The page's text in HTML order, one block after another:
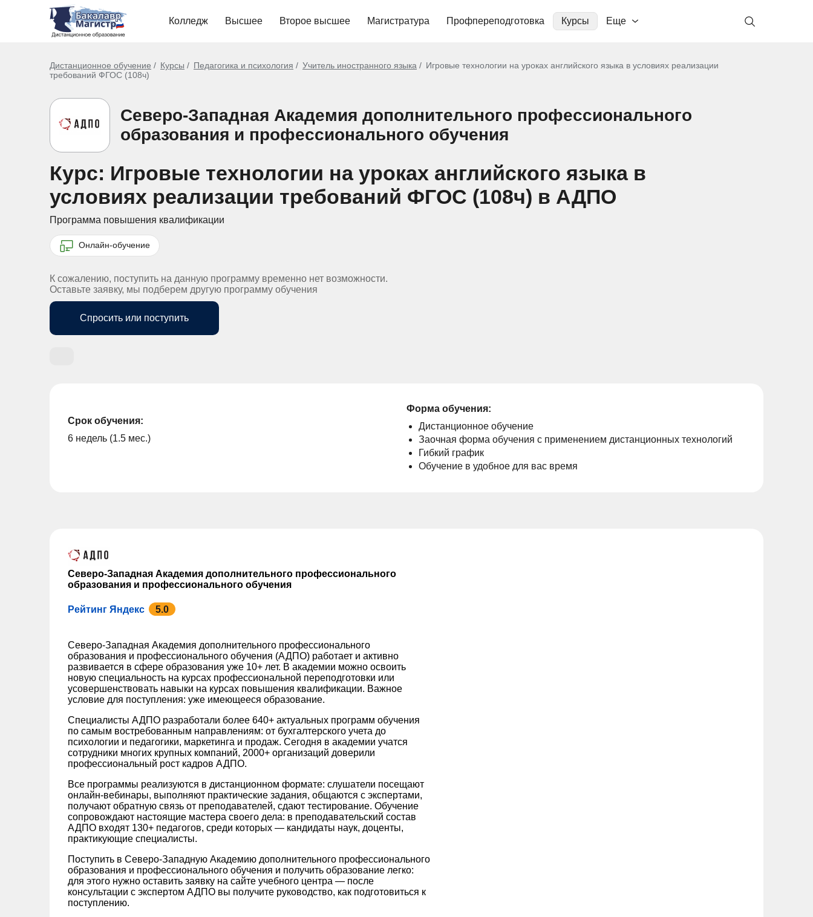
Колледж Высшее Второе высшее Магистратура Профпереподготовка Курсы Еще
Дистанционное обучение Курсы Педагогика и психология Учитель иностранного языка
Игровые технологии на уроках английского языка в условиях реализации
требований ФГОС (108ч)
Северо-Западная Академия дополнительного профессионального
образования и профессионального обучения
Курс: Игровые технологии на уроках английского языка в
условиях реализации требований ФГОС (108ч) в АДПО
Программа повышения квалификации
Онлайн-обучение
К сожалению, поступить на данную программу временно нет возможности.
Оставьте заявку, мы подберем другую программу обучения
Спросить или поступить
Срок обучения:
6 недель (1.5 мес.)
Форма обучения:
Дистанционное обучение
Заочная форма обучения с применением дистанционных технологий
Гибкий график
Обучение в удобное для вас время
Северо-Западная Академия дополнительного профессионального
образования и профессионального обучения
Рейтинг Яндекс 5.0
Северо-Западная Академия дополнительного профессионального
образования и профессионального обучения (АДПО) работает и активно
развивается в сфере образования уже 10+ лет. В академии можно освоить
новую специальность на курсах профессиональной переподготовки или
усовершенствовать навыки на курсах повышения квалификации. Важное
условие для поступления: уже имеющееся образование.
Специалисты АДПО разработали более 640+ актуальных программ обучения
по самым востребованным направлениям: от бухгалтерского учета до
психологии и педагогики, маркетинга и продаж. Сегодня в академии учатся
сотрудники многих крупных компаний, 2000+ организаций доверили
профессиональный рост кадров АДПО.
Все программы реализуются в дистанционном формате: слушатели посещают
онлайн-вебинары, выполняют практические задания, общаются с экспертами,
получают обратную связь от преподавателей, сдают тестирование. Обучение
сопровождают настоящие мастера своего дела: в преподавательский состав
АДПО входят 130+ педагогов, среди которых — кандидаты наук, доценты,
практикующие специалисты.
Поступить в Северо-Западную Академию дополнительного профессионального
образования и профессионального обучения и получить образование легко:
для этого нужно оставить заявку на сайте учебного центра — после
консультации с экспертом АДПО вы получите руководство, как подготовиться к
поступлению.